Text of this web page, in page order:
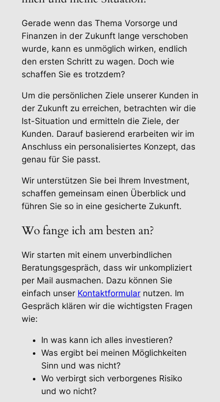
Gerade wenn das Thema Vorsorge und
Finanzen in der Zukunft lange verschoben
wurde, kann es unmöglich wirken, endlich
den ersten Schritt zu wagen. Doch wie
schaffen Sie es trotzdem?
Um die persönlichen Ziele unserer Kunden in
der Zukunft zu erreichen, betrachten wir die
Ist-Situation und ermitteln die Ziele, der
Kunden. Darauf basierend erarbeiten wir im
Anschluss ein personalisiertes Konzept, das
genau für Sie passt.
Wir unterstützen Sie bei Ihrem Investment,
schaffen gemeinsam einen Überblick und
führen Sie so in eine gesicherte Zukunft.
Wo fange ich am besten an?
Wir starten mit einem unverbindlichen
Beratungsgespräch, dass wir unkompliziert
per Mail ausmachen. Dazu können Sie
einfach unser Kontaktformularnutzen. Im
Gespräch klären wir die wichtigsten Fragen
wie:
In was kann ich alles investieren?
Was ergibt bei meinen Möglichkeiten
Sinn und was nicht?
Wo verbirgt sich verborgenes Risiko
und wo nicht?